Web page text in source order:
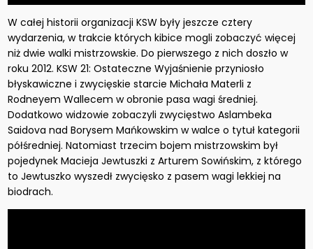
W całej historii organizacji KSW były jeszcze cztery
wydarzenia, w trakcie których kibice mogli zobaczyć więcej
niż dwie walki mistrzowskie. Do pierwszego z nich doszło w
roku 2012. KSW 21: Ostateczne Wyjaśnienie przyniosło
błyskawiczne i zwycięskie starcie Michała Materli z
Rodneyem Wallecem w obronie pasa wagi średniej.
Dodatkowo widzowie zobaczyli zwycięstwo Aslambeka
Saidova nad Borysem Mańkowskim w walce o tytuł kategorii
półśredniej. Natomiast trzecim bojem mistrzowskim był
pojedynek Macieja Jewtuszki z Arturem Sowińskim, z którego
to Jewtuszko wyszedł zwycięsko z pasem wagi lekkiej na
biodrach.